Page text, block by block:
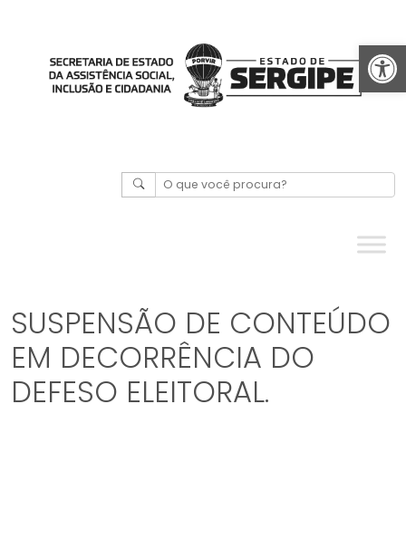
Abrir
SUSPENSÃO DE CONTEÚDO
EM DECORRÊNCIA DO
DEFESO ELEITORAL.